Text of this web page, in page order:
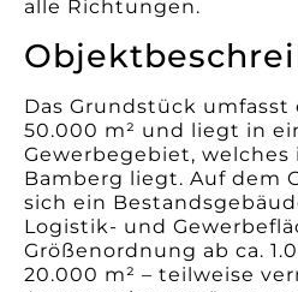
alle Richtungen.
Das Grundstück umfasst
50.000 m² und liegt in
Gewerbegebiet, welches
Bamberg liegt. Auf dem
sich ein
Logistik- und
Größenordnung ab ca.
20.000 m² – teilweise